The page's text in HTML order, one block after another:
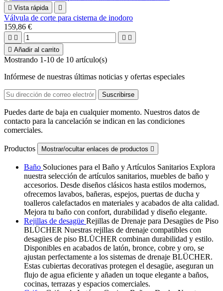
 Vista rápida 
Válvula de corte para cisterna de inodoro
159,86 €
   
 Añadir al carrito
Mostrando 1-10 de 10 artículo(s)
Infórmese de nuestras últimas noticias y ofertas especiales
Puedes darte de baja en cualquier momento. Nuestros datos de
contacto para la cancelación se indican en las condiciones
comerciales.
Productos Mostrar/ocultar enlaces de productos 
Baño Soluciones para el Baño y Artículos Sanitarios Explora
nuestra selección de artículos sanitarios, muebles de baño y
accesorios. Desde diseños clásicos hasta estilos modernos,
ofrecemos lavabos, bañeras, espejos, puertas de ducha y
toalleros calefactados en materiales y acabados de alta calidad.
Mejora tu baño con confort, durabilidad y diseño elegante.
Rejillas de desagüe Rejillas de Drenaje para Desagües de Piso
BLÜCHER Nuestras rejillas de drenaje compatibles con
desagües de piso BLÜCHER combinan durabilidad y estilo.
Disponibles en acabados de latón, bronce, cobre y oro, se
ajustan perfectamente a los sistemas de drenaje BLÜCHER.
Estas cubiertas decorativas protegen el desagüe, aseguran un
flujo de agua eficiente y añaden un toque elegante a baños,
cocinas, terrazas y espacios comerciales.